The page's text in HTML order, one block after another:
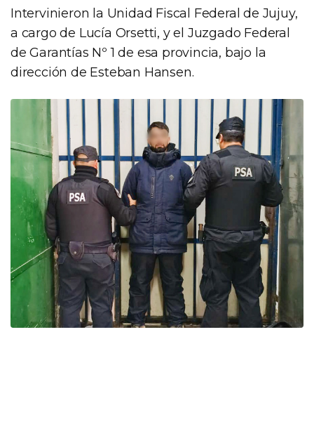
Intervinieron la Unidad Fiscal Federal de Jujuy,
a cargo de Lucía Orsetti, y el Juzgado Federal
de Garantías Nº 1 de esa provincia, bajo la
dirección de Esteban Hansen.